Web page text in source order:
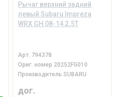
Рычаг верхний задний
левый Subaru Impreza
WRX GH 08-14 2.5T
Арт. 794378
Ориг. номер 20252FG010
ПроизводительSUBARU
дог.